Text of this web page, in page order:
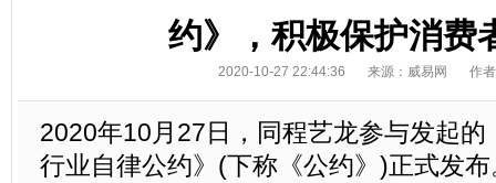
约》，积极保护消费
2020-10-27 22:44:36 来源：威易网 作
2020年10月27日，同程艺龙参与发起的
行业自律公约》(下称《公约》)正式发